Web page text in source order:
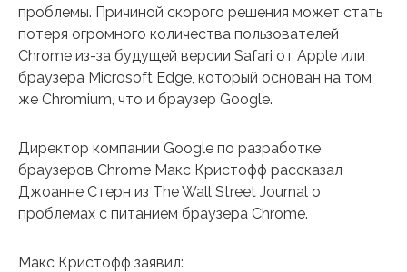
проблемы. Причиной скорого решения может стать
потеря огромного количества пользователей
Chrome из-за будущей версии Safari от Apple или
браузера Microsoft Edge, который основан на том
же Chromium, что и браузер Google.
Директор компании Google по разработке
браузеров Chrome Макс Кристофф рассказал
Джоанне Стерн из The Wall Street Journal о
проблемах с питанием браузера Chrome.
Макс Кристофф заявил: